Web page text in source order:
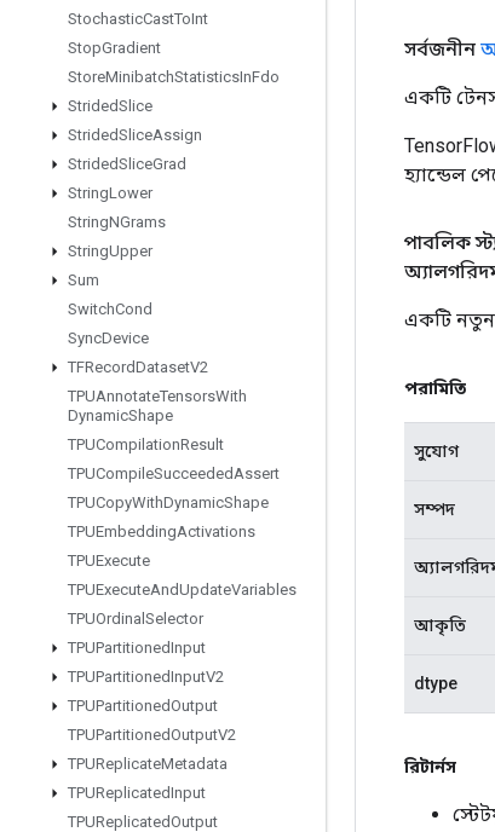
StochasticCastToInt
StopGradient
StoreMinibatchStatisticsInFdo
StridedSlice
StridedSliceAssign
StridedSliceGrad
StringLower
StringNGrams
StringUpper
Sum
SwitchCond
SyncDevice
TFRecordDatasetV2
TPUAnnotateTensorsWith
DynamicShape
TPUCompilationResult
TPUCompileSucceededAssert
TPUCopyWithDynamicShape
TPUEmbeddingActivations
TPUExecute
TPUExecuteAndUpdateVariables
TPUOrdinal Selector
TPUPartitionedInput
TPUPartitionedInputV2
TPUPartitionedOutput
TPUPartitionedOutputV2
TPUReplicateMetadata
TPUReplicatedInput
TPUReplicatedOutput
সর্বজনীন
একটি
হ্যান্ডেল
পাবলিক
একটি নতুন
পরামিতি
সুযোগ
সম্পদ
আকৃতি
dtype
রিটার্নস